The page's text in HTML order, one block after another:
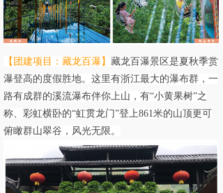
【团建项目：藏龙百瀑 】 藏龙百瀑景区是夏秋季赏
瀑登高的度假胜地。这里有浙江最大的瀑布群，一
路有成群的溪流瀑布伴你上山，有“小黄果树”之
称、彩虹横卧的“虹贯龙门”登上861米的山顶更可
俯瞰群山翠谷，风光无限。